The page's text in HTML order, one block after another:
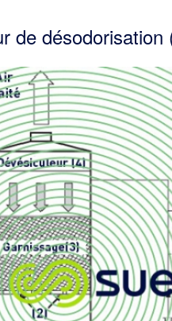
de désodorisation